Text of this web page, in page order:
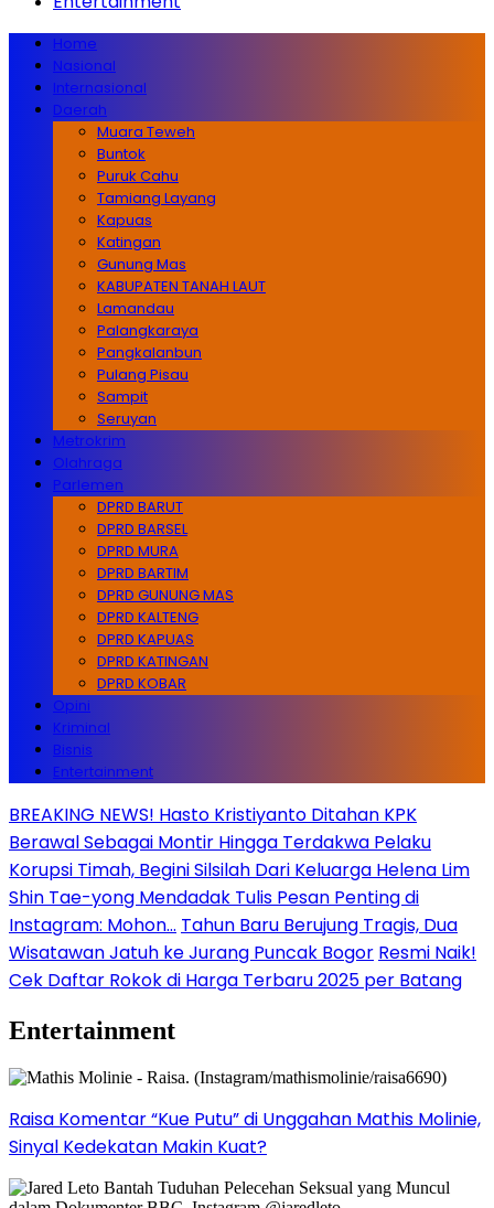
Home
Nasional
Internasional
Daerah
Muara Teweh
Buntok
Puruk Cahu
Tamiang Layang
Kapuas
Katingan
Gunung Mas
KABUPATEN TANAH LAUT
Lamandau
Palangkaraya
Pangkalanbun
Pulang Pisau
Sampit
Seruyan
Metrokrim
Olahraga
Parlemen
DPRD BARUT
DPRD BARSEL
DPRD MURA
DPRD BARTIM
DPRD GUNUNG MAS
DPRD KALTENG
DPRD KAPUAS
DPRD KATINGAN
DPRD KOBAR
Opini
Kriminal
Bisnis
Entertainment
BREAKING NEWS! Hasto Kristiyanto Ditahan KPK
Berawal Sebagai Montir Hingga Terdakwa Pelaku
Korupsi Timah, Begini Silsilah Dari Keluarga Helena Lim
Shin Tae-yong Mendadak Tulis Pesan Penting di
Instagram: Mohon… Tahun Baru Berujung Tragis, Dua
Wisatawan Jatuh ke Jurang Puncak Bogor Resmi Naik!
Cek Daftar Rokok di Harga Terbaru 2025 per Batang
Entertainment
Raisa Komentar “Kue Putu” di Unggahan Mathis Molinie,
Sinyal Kedekatan Makin Kuat?